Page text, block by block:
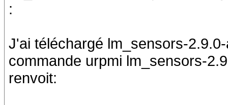
:
J'ai téléchargé lm_sensors-
commande urpmi lm_sensors-
renvoit: